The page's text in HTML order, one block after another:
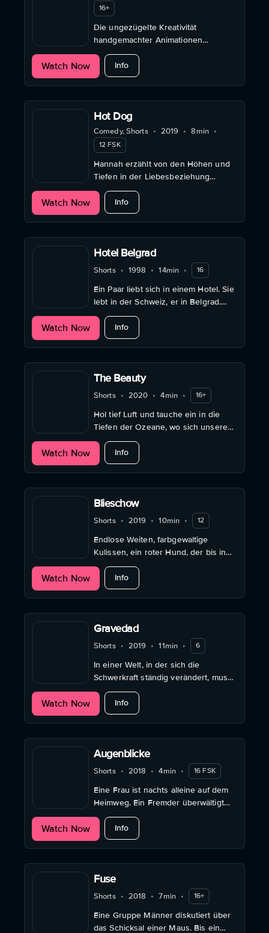
16+
Die ungezügelte Kreativität
handgemachter Animationen
offenbart lustige, tiefgründige und
erhellende Geschichten aus der Welt
der Freizeitfußballliga.
Watch Now Infoabout A Game of Three Halves:
Hot Dog
Comedy, Shorts • 2019 • 8min •
12 FSK
Hannah erzählt von den Höhen und
Tiefen in der Liebesbeziehung
zwischen ihr und ihrer Vagina, die sie
liebevoll „Margeret“ getauft hat.
Watch Now Infoabout Hot Dog
Hotel Belgrad
Shorts • 1998 • 14min • 16
Ein Paar liebt sich in einem Hotel. Sie
lebt in der Schweiz, er in Belgrad.
Was der Jugoslawienkrieg zerstört
hat, lassen die beiden wieder
entstehen.
Watch Now Infoabout Hotel Belgrad
The Beauty
Shorts • 2020 • 4min • 16+
Hol tief Luft und tauche ein in die
Tiefen der Ozeane, wo sich unsere
Schuldgefühle wortwörtlich auflösen.
Watch Now Infoabout The Beauty
Blieschow
Shorts • 2019 • 10min • 12
Endlose Weiten, farbgewaltige
Kulissen, ein roter Hund, der bis in
den Himmel ragt. So erlebt Tom den
Sommer in BLIESCHOW.
Watch Now Infoabout Blieschow
Gravedad
Shorts • 2019 • 11min • 6
In einer Welt, in der sich die
Schwerkraft ständig verändert, muss
Rosa etwas finden, das sie auf dem
Boden der Tatsachen hält.
Watch Now Infoabout Gravedad
Augenblicke
Shorts • 2018 • 4min • 16 FSK
Eine Frau ist nachts alleine auf dem
Heimweg. Ein Fremder überwältigt
sie. Drei Sichtweisen auf eine
Wahrheit – ihre, seine und unsere.
Watch Now Infoabout Augenblicke
Fuse
Shorts • 2018 • 7min • 16+
Eine Gruppe Männer diskutiert über
das Schicksal einer Maus. Bis ein